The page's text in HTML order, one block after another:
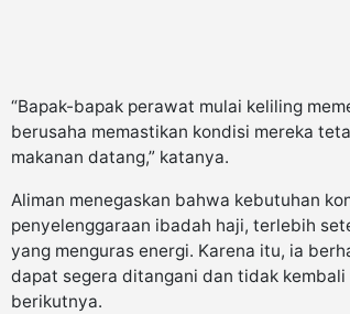
“Bapak-bapak perawat mulai keliling
berusaha memastikan kondisi mereka
makanan datang,” katanya.
Aliman menegaskan bahwa kebutuhan
penyelenggaraan ibadah haji, terlebih
yang menguras energi. Karena itu, ia
dapat segera ditangani dan tidak
berikutnya.